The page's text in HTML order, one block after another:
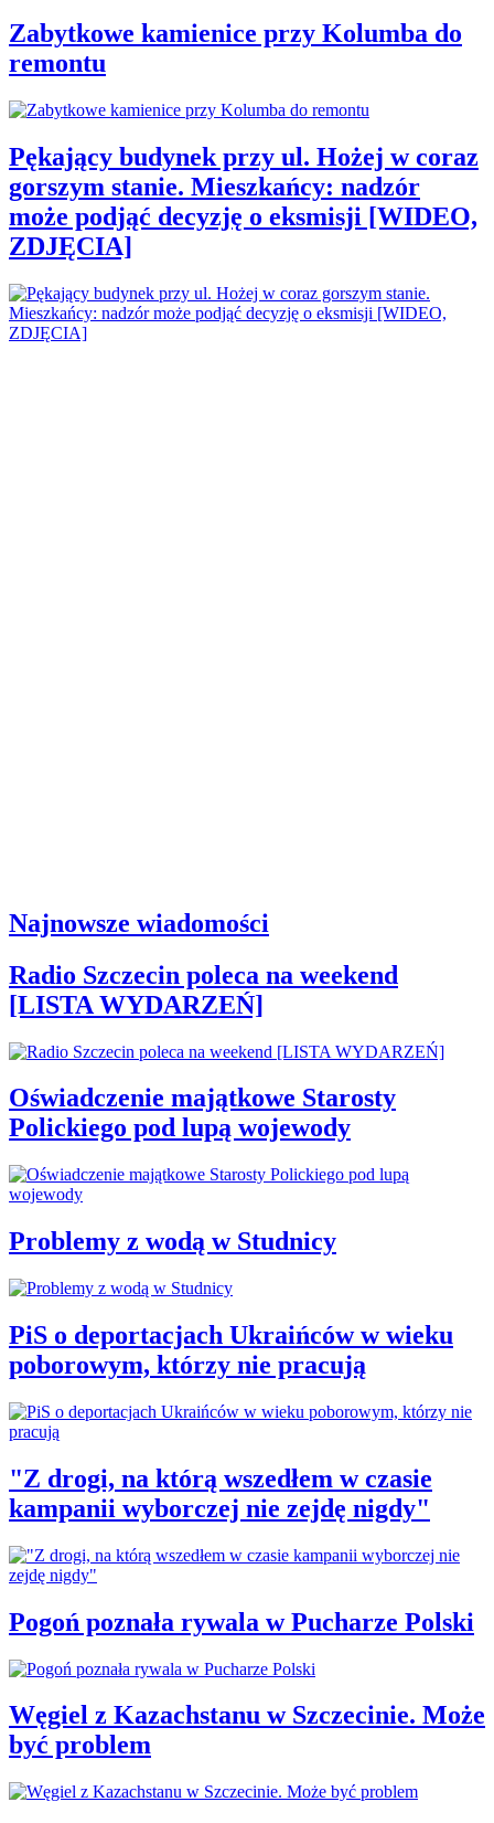
Zabytkowe kamienice przy Kolumba do
remontu
Pękający budynek przy ul. Hożej w coraz
gorszym stanie. Mieszkańcy: nadzór
może podjąć decyzję o eksmisji [WIDEO,
ZDJĘCIA]
Najnowsze wiadomości
Radio Szczecin poleca na weekend
[LISTA WYDARZEŃ]
Oświadczenie majątkowe Starosty
Polickiego pod lupą wojewody
Problemy z wodą w Studnicy
PiS o deportacjach Ukraińców w wieku
poborowym, którzy nie pracują
"Z drogi, na którą wszedłem w czasie
kampanii wyborczej nie zejdę nigdy"
Pogoń poznała rywala w Pucharze Polski
Węgiel z Kazachstanu w Szczecinie. Może
być problem